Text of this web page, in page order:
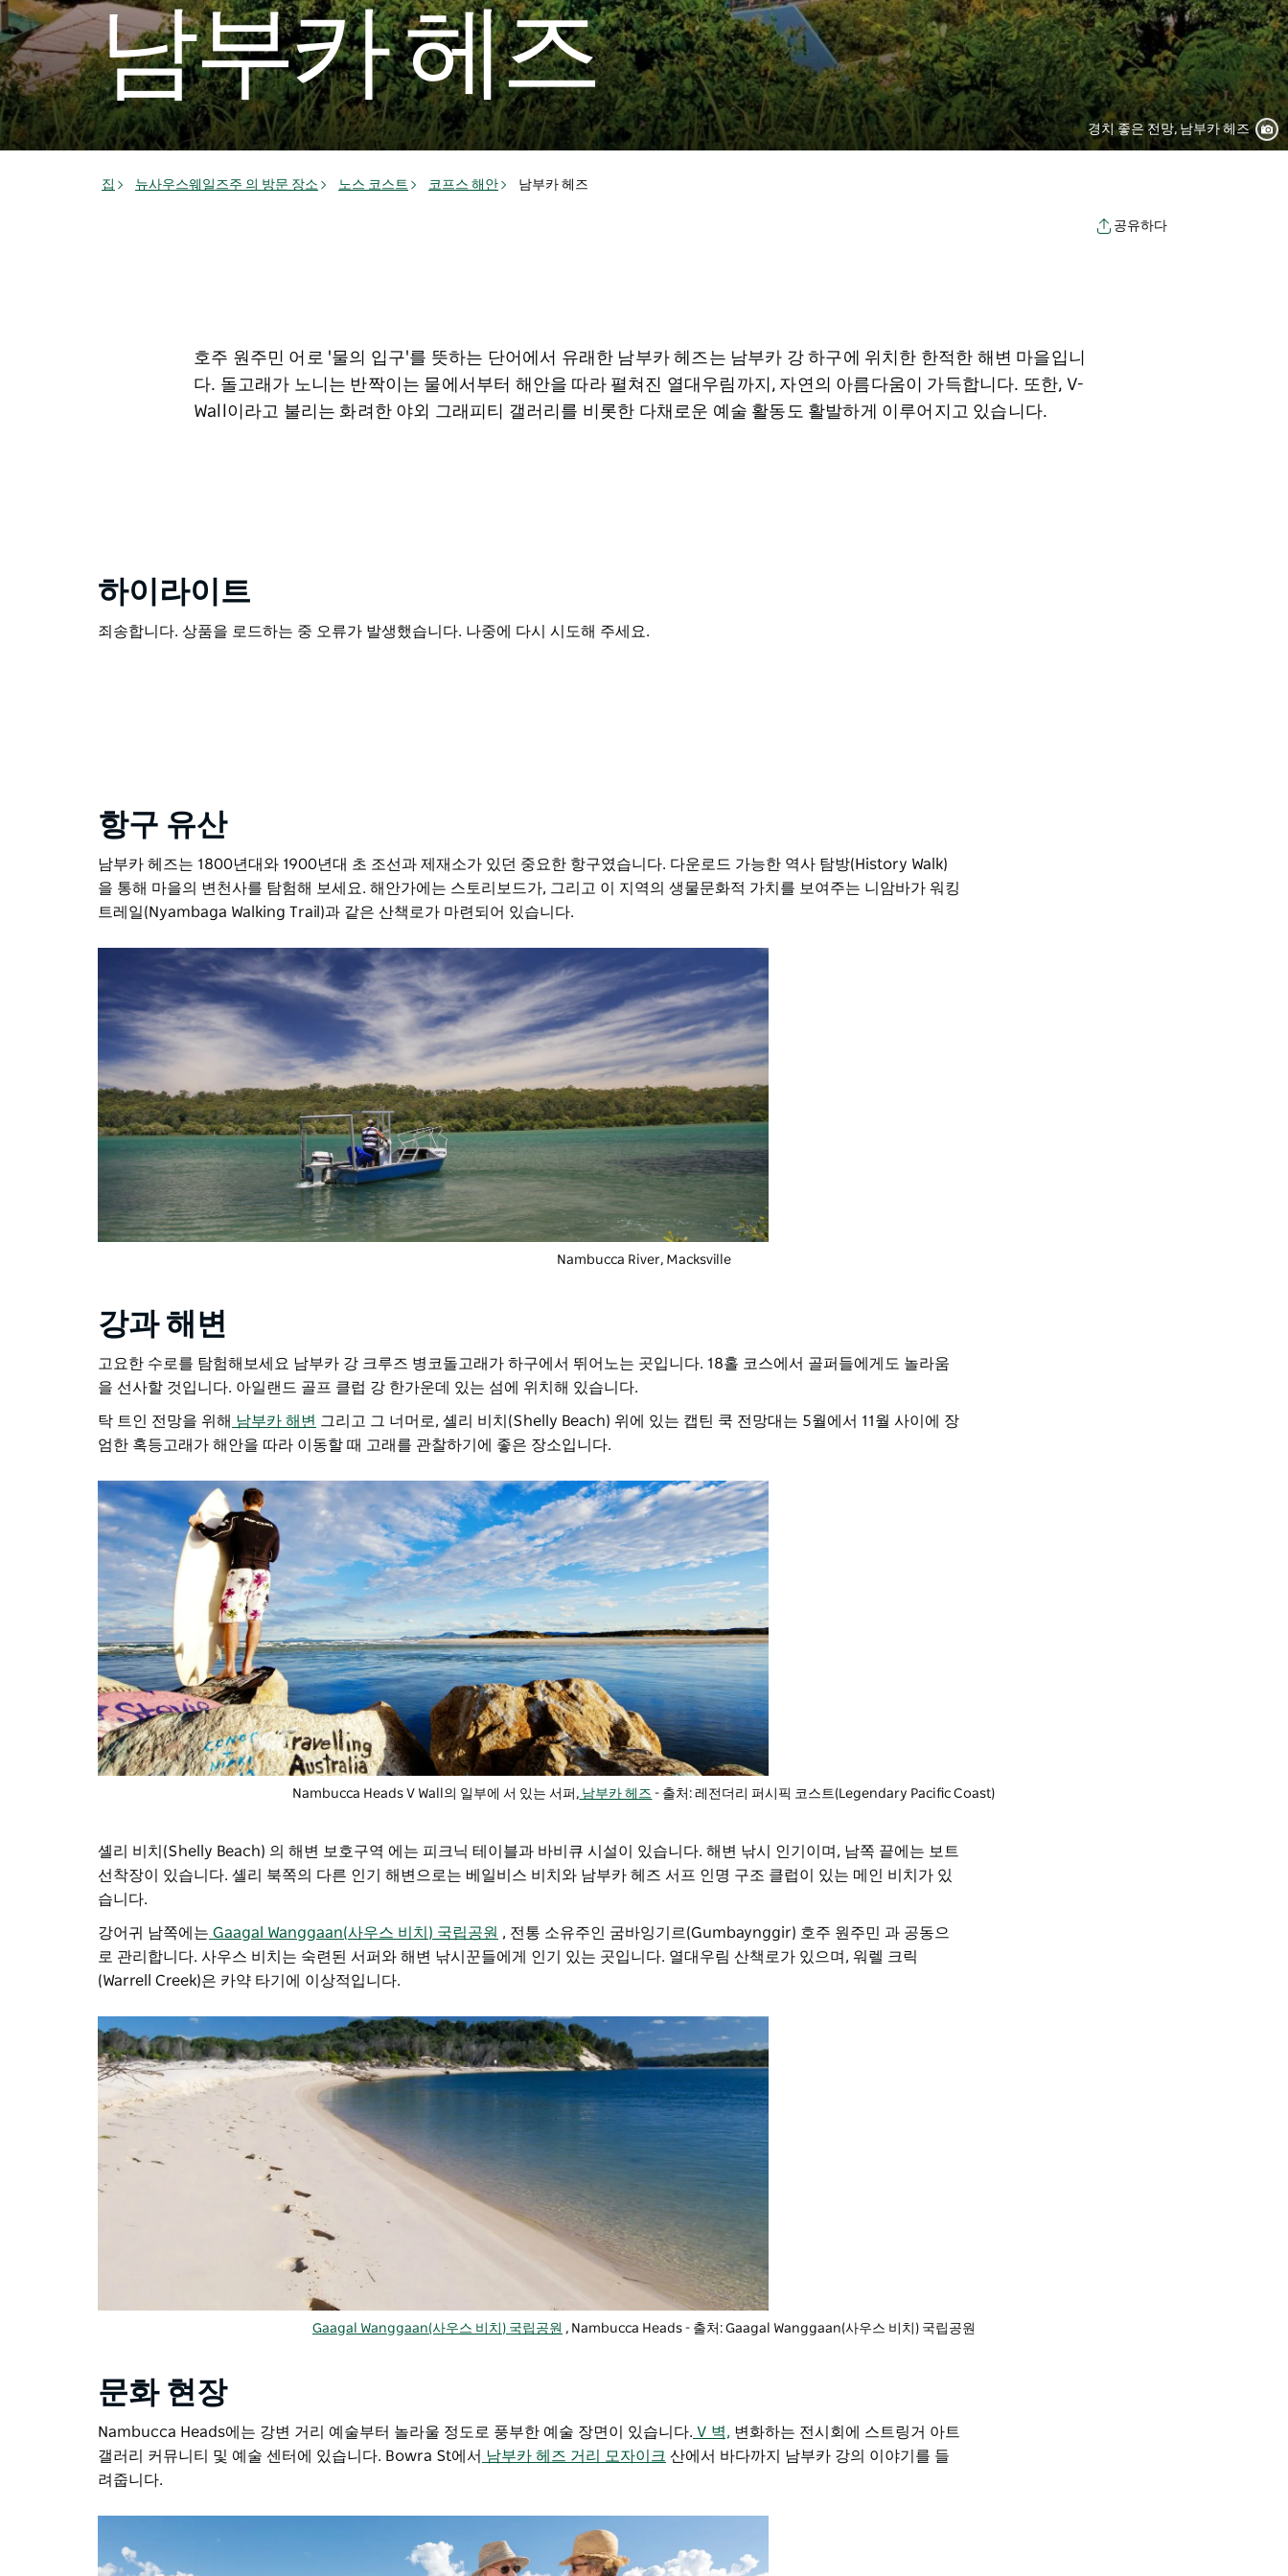
남부카 헤즈
경치 좋은 전망, 남부카 헤즈
집 뉴사우스웨일즈주 의 방문 장소 노스 코스트 코프스 해안 남부카 헤즈
공유하다
호주 원주민 어로 '물의 입구'를 뜻하는 단어에서 유래한 남부카 헤즈는 남부카 강 하구에 위치한 한적한 해변 마을입니
다. 돌고래가 노니는 반짝이는 물에서부터 해안을 따라 펼쳐진 열대우림까지, 자연의 아름다움이 가득합니다. 또한, V-
Wall이라고 불리는 화려한 야외 그래피티 갤러리를 비롯한 다채로운 예술 활동도 활발하게 이루어지고 있습니다.
하이라이트
죄송합니다. 상품을 로드하는 중 오류가 발생했습니다. 나중에 다시 시도해 주세요.
항구 유산
남부카 헤즈는 1800년대와 1900년대 초 조선과 제재소가 있던 중요한 항구였습니다. 다운로드 가능한 역사 탐방(History Walk)
을 통해 마을의 변천사를 탐험해 보세요. 해안가에는 스토리보드가, 그리고 이 지역의 생물문화적 가치를 보여주는 니암바가 워킹
트레일(Nyambaga Walking Trail)과 같은 산책로가 마련되어 있습니다.
Nambucca River, Macksville
강과 해변
고요한 수로를 탐험해보세요 남부카 강 크루즈 병코돌고래가 하구에서 뛰어노는 곳입니다. 18홀 코스에서 골퍼들에게도 놀라움
을 선사할 것입니다. 아일랜드 골프 클럽 강 한가운데 있는 섬에 위치해 있습니다.
탁 트인 전망을 위해 남부카 해변 그리고 그 너머로, 셸리 비치(Shelly Beach) 위에 있는 캡틴 쿡 전망대는 5월에서 11월 사이에 장
엄한 혹등고래가 해안을 따라 이동할 때 고래를 관찰하기에 좋은 장소입니다.
Nambucca Heads V Wall의 일부에 서 있는 서퍼, 남부카 헤즈 - 출처: 레전더리 퍼시픽 코스트(Legendary Pacific Coast)
셸리 비치(Shelly Beach) 의 해변 보호구역 에는 피크닉 테이블과 바비큐 시설이 있습니다. 해변 낚시 인기이며, 남쪽 끝에는 보트
선착장이 있습니다. 셸리 북쪽의 다른 인기 해변으로는 베일비스 비치와 남부카 헤즈 서프 인명 구조 클럽이 있는 메인 비치가 있
습니다.
강어귀 남쪽에는 Gaagal Wanggaan(사우스 비치) 국립공원 , 전통 소유주인 굼바잉기르(Gumbaynggir) 호주 원주민 과 공동으
로 관리합니다. 사우스 비치는 숙련된 서퍼와 해변 낚시꾼들에게 인기 있는 곳입니다. 열대우림 산책로가 있으며, 워렐 크릭
(Warrell Creek)은 카약 타기에 이상적입니다.
Gaagal Wanggaan(사우스 비치) 국립공원 , Nambucca Heads - 출처: Gaagal Wanggaan(사우스 비치) 국립공원
문화 현장
Nambucca Heads에는 강변 거리 예술부터 놀라울 정도로 풍부한 예술 장면이 있습니다. V 벽, 변화하는 전시회에
스트링거 아트
갤러리
커뮤니티 및 예술 센터에 있습니다. Bowra St에서 남부카 헤즈 거리 모자이크 산에서 바다까지 남부카 강의 이야기를 들
려줍니다.